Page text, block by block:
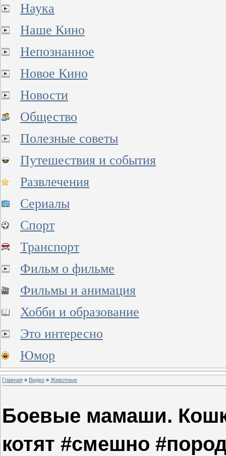
Наука
Наше Кино
Непознанное
Новое Кино
Новости
Общество
Полезные советы
Путешествия и события
Развлечения
Сериалы
Спорт
Транспорт
Фильм о фильме
Фильмы и анимация
Хобби и образование
Это интересно
Юмор
Главная » Видео » Животные
Боевые мамаши.
котят #смешно